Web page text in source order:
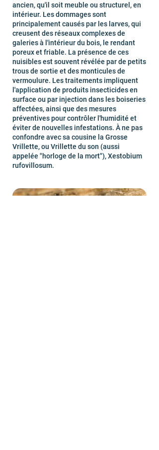
ancien, qu'il soit meuble ou structurel, en
intérieur. Les dommages sont
principalement causés par les larves, qui
creusent des réseaux complexes de
galeries à l'intérieur du bois, le rendant
poreux et friable. La présence de ces
nuisibles est souvent révélée par de petits
trous de sortie et des monticules de
vermoulure. Les traitements impliquent
l'application de produits insecticides en
surface ou par injection dans les boiseries
affectées, ainsi que des mesures
préventives pour contrôler l'humidité et
éviter de nouvelles infestations. À ne pas
confondre avec sa cousine la Grosse
Vrillette, ou Vrillette du son (aussi
appelée "horloge de la mort"), Xestobium
rufovillosum.